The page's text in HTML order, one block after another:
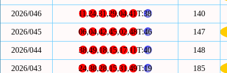
2026/046 11,24,31,29,04,41T:38 140
2026/045 06,04,42,45,02,48T:46 147
2026/044 38,49,18,15,17,11T:40 148
2026/043 24,38,28,15,31,49T:19 185